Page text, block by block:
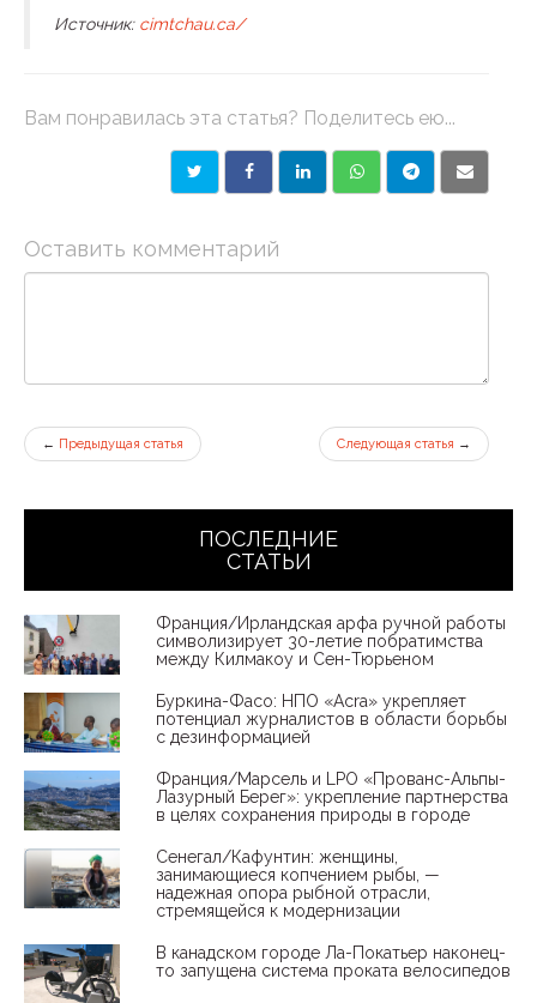
Источник: cimtchau.ca/
Вам понравилась эта статья? Поделитесь ею...
Оставить комментарий
← Предыдущая статья Следующая статья →
ПОСЛЕДНИЕ
СТАТЬИ
Франция/Ирландская арфа ручной работы
символизирует 30-летие побратимства
между Килмакоу и Сен-Тюрьеном
Буркина-Фасо: НПО «Acra» укрепляет
потенциал журналистов в области борьбы
с дезинформацией
Франция/Марсель и LPO «Прованс-Альпы-
Лазурный Берег»: укрепление партнерства
в целях сохранения природы в городе
Сенегал/Кафунтин: женщины,
занимающиеся копчением рыбы, —
надежная опора рыбной отрасли,
стремящейся к модернизации
В канадском городе Ла-Покатьер наконец-
то запущена система проката велосипедов